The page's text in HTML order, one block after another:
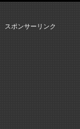
スポンサーリンク